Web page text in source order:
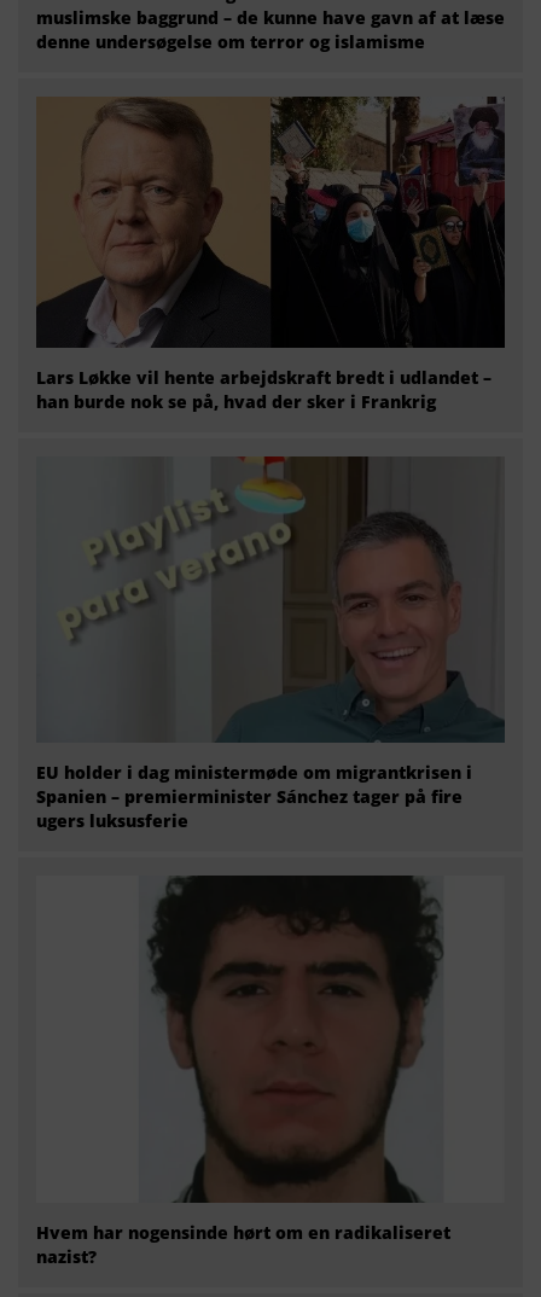
muslimske baggrund – de kunne have gavn af at læse
denne undersøgelse om terror og islamisme
Lars Løkke vil hente arbejdskraft bredt i udlandet –
han burde nok se på, hvad der sker i Frankrig
EU holder i dag ministermøde om migrantkrisen i
Spanien – premierminister Sánchez tager på fire
ugers luksusferie
Hvem har nogensinde hørt om en radikaliseret
nazist?